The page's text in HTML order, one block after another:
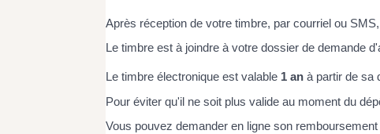
Après réception de votre timbre, par courriel ou
Le timbre est à joindre à votre dossier de demande
Le timbre électronique est valable 1 an à partir de sa
Pour éviter qu'il ne soit plus valide au moment du
Vous pouvez demander en ligne son